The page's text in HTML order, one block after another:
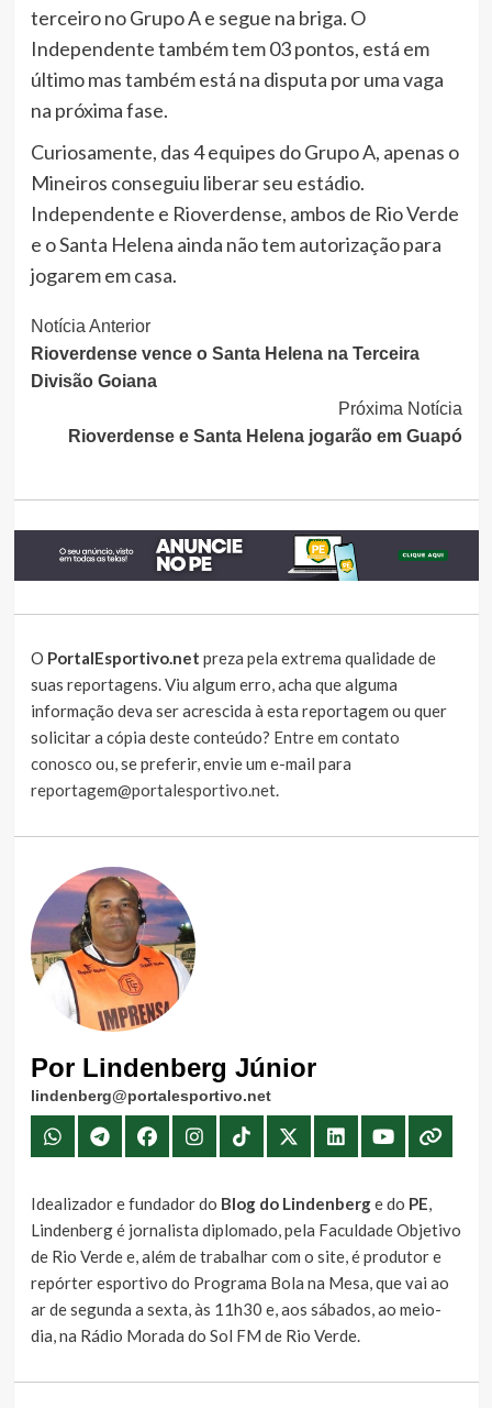
terceiro no Grupo A e segue na briga. O
Independente também tem 03 pontos, está em
último mas também está na disputa por uma vaga
na próxima fase.
Curiosamente, das 4 equipes do Grupo A, apenas o
Mineiros conseguiu liberar seu estádio.
Independente e Rioverdense, ambos de Rio Verde
e o Santa Helena ainda não tem autorização para
jogarem em casa.
Continue
Lendo
Notícia Anterior
Rioverdense vence o Santa Helena na Terceira
Divisão Goiana
Próxima Notícia
Rioverdense e Santa Helena jogarão em Guapó
O PortalEsportivo.net preza pela extrema qualidade de
suas reportagens. Viu algum erro, acha que alguma
informação deva ser acrescida à esta reportagem ou quer
solicitar a cópia deste conteúdo? Entre em contato
conosco ou, se preferir, envie um e-mail para
reportagem@portalesportivo.net.
Por Lindenberg Júnior
lindenberg@portalesportivo.net
Idealizador e fundador do Blog do Lindenberge do PE,
Lindenberg é jornalista diplomado, pela Faculdade Objetivo
de Rio Verde e, além de trabalhar com o site, é produtor e
repórter esportivo do Programa Bola na Mesa, que vai ao
ar de segunda a sexta, às 11h30 e, aos sábados, ao meio-
dia, na Rádio Morada do Sol FM de Rio Verde.